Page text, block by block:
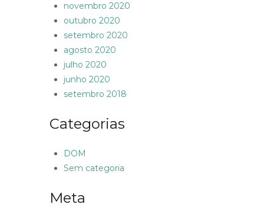
novembro 2020
outubro 2020
setembro 2020
agosto 2020
julho 2020
junho 2020
setembro 2018
Categorias
DOM
Sem categoria
Meta